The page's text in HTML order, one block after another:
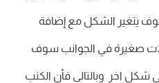
يتغير الشكل مع إضافة
صغيرة في الجوانب سوف
شكل اخر وبالتالي فأن الكنب